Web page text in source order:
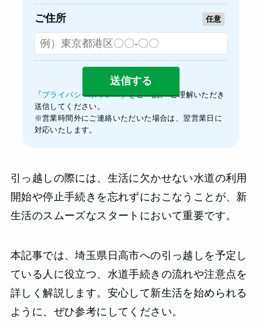
ご住所 任意
「 プライバシーポリシー」をご一読、 ご理解いただき
送信してください。
※営業時間外にご連絡いただいた場合は、翌営業日に
対応いたします。
引っ越しの際には、生活に欠かせない水道の利用
開始や停止手続きを忘れずにおこなうことが、新
生活のスムーズなスタートにおいて重要です。
本記事では、埼玉県日高市への引っ越しを予定し
ている人に役立つ、水道手続きの流れや注意点を
詳しく解説します。安心して新生活を始められる
ように、ぜひ参考にしてください。